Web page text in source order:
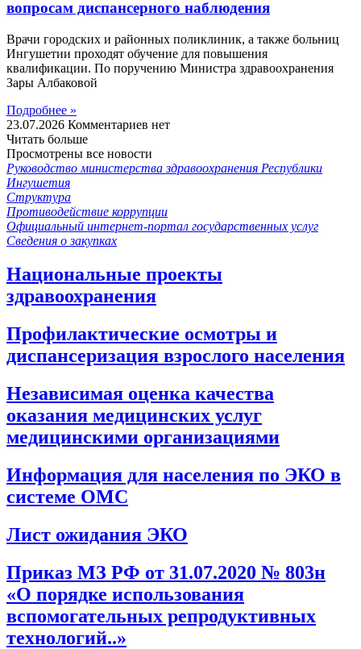
вопросам диспансерного наблюдения
Врачи городских и районных поликлиник, а также больниц
Ингушетии проходят обучение для повышения
квалификации. По поручению Министра здравоохранения
Зары Албаковой
Подробнее »
23.07.2026 Комментариев нет
Читать больше
Просмотрены все новости
Руководство министерства здравоохранения Республики
Ингушетия
Структура
Противодействие коррупции
Официальный интернет-портал государственных услуг
Сведения о закупках
Национальные проекты
здравоохранения
Профилактические осмотры и
диспансеризация взрослого населения
Независимая оценка качества
оказания медицинских услуг
медицинскими организациями
Информация для населения по ЭКО в
системе ОМС
Лист ожидания ЭКО
Приказ МЗ РФ от 31.07.2020 № 803н
«О порядке использования
вспомогательных репродуктивных
технологий..»